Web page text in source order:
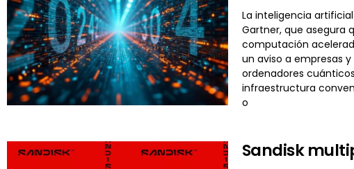
La inteligencia
Gartner, que asegura
computación
un aviso a empresas
ordenadores
infraestructura
o
Sandisk